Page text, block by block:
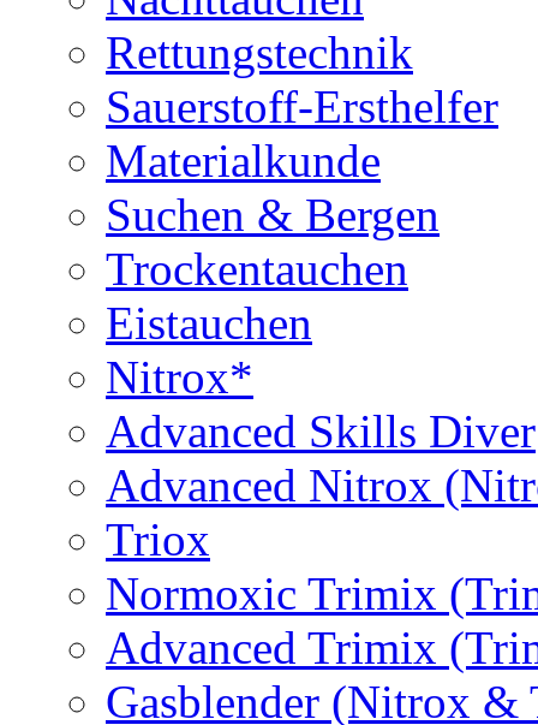
Rettungstechnik
Sauerstoff-Ersthelfer
Materialkunde
Suchen & Bergen
Trockentauchen
Eistauchen
Nitrox*
Advanced Skills Diver
Advanced Nitrox
Triox
Normoxic Trimix
Advanced Trimix
Gasblender (Nitrox